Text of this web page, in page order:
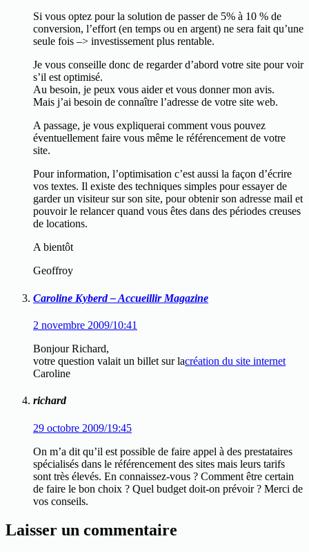
Si vous optez pour la solution de passer de 5% à 10 % de
conversion, l’effort (en temps ou en argent) ne sera fait qu’une
seule fois –> investissement plus rentable.
Je vous conseille donc de regarder d’abord votre site pour voir
s’il est optimisé.
Au besoin, je peux vous aider et vous donner mon avis.
Mais j’ai besoin de connaître l’adresse de votre site web.
A passage, je vous expliquerai comment vous pouvez
éventuellement faire vous même le référencement de votre
site.
Pour information, l’optimisation c’est aussi la façon d’écrire
vos textes. Il existe des techniques simples pour essayer de
garder un visiteur sur son site, pour obtenir son adresse mail et
pouvoir le relancer quand vous êtes dans des périodes creuses
de locations.
A bientôt
Geoffroy
Caroline Kyberd – Accueillir Magazine
2 novembre 2009/10:41
Bonjour Richard,
votre question valait un billet sur lacréation du site internet
Caroline
richard
29 octobre 2009/19:45
On m’a dit qu’il est possible de faire appel à des prestataires
spécialisés dans le référencement des sites mais leurs tarifs
sont très élevés. En connaissez-vous ? Comment être certain
de faire le bon choix ? Quel budget doit-on prévoir ? Merci de
vos conseils.
Laisser un commentaire